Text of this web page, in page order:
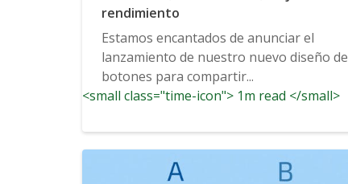
rendimiento
Estamos encantados de anunciar el
lanzamiento de nuestro nuevo diseño de
botones para compartir...
<small class="time-icon"> 1m read </small>